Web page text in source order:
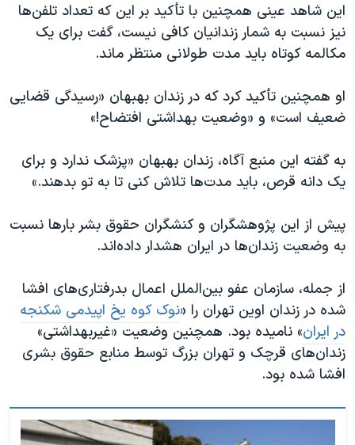
این شاهد عینی همچنین با تأکید بر این که تعداد تلفن‌ها
نیز نسبت به شمار زندانیان کافی نیست، گفت برای یک
مکالمه کوتاه باید مدت طولانی منتظر ماند.
او همچنین تأکید کرد که در زندان بهبهان «رسیدگی قضایی
ضعیف است» و «وضعیت بهداشتی افتضاح!»
به گفته این منبع آگاه، زندان بهبهان «پزشک ندارد و برای
یک دانه قرص، باید مدت‌ها تلاش کنی تا به تو بدهند.»
پیش از این پژوهشگران و کنشگران حقوق بشر بارها نسبت
به وضعیت زندان‌ها در ایران هشدار داده‌اند.
از جمله، سازمان عفو بین‌الملل اعمال بدرفتاری‌ها‌ی افشا
شده در زندان اوین تهران را «نوک کوه یخ اپیدمی شکنجه
در ایران» نامیده بود. همچنین وضعیت «غیربهداشتی»
زندان‌های قرچک و تهران بزرگ توسط منابع حقوق بشری
افشا شده بود.